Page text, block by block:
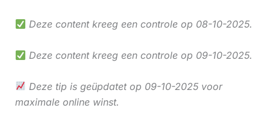
Deze content kreeg een controle op 08-10-2025.
Deze content kreeg een controle op 09-10-2025.
Deze tip is geüpdatet op 09-10-2025 voor
maximale online winst.